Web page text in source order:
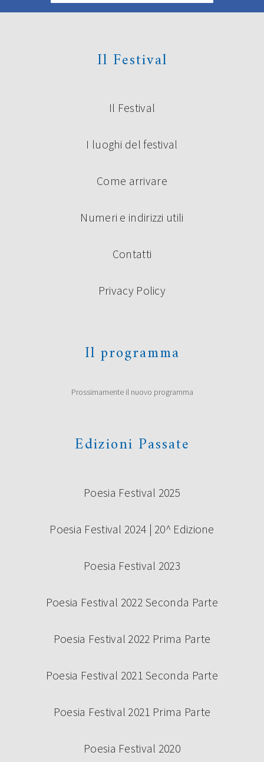
Il Festival
Il Festival
I luoghi del festival
Come arrivare
Numeri e indirizzi utili
Contatti
Privacy Policy
Il programma
Prossimamente il nuovo programma
Edizioni Passate
Poesia Festival 2025
Poesia Festival 2024 | 20^ Edizione
Poesia Festival 2023
Poesia Festival 2022 Seconda Parte
Poesia Festival 2022 Prima Parte
Poesia Festival 2021 Seconda Parte
Poesia Festival 2021 Prima Parte
Poesia Festival 2020